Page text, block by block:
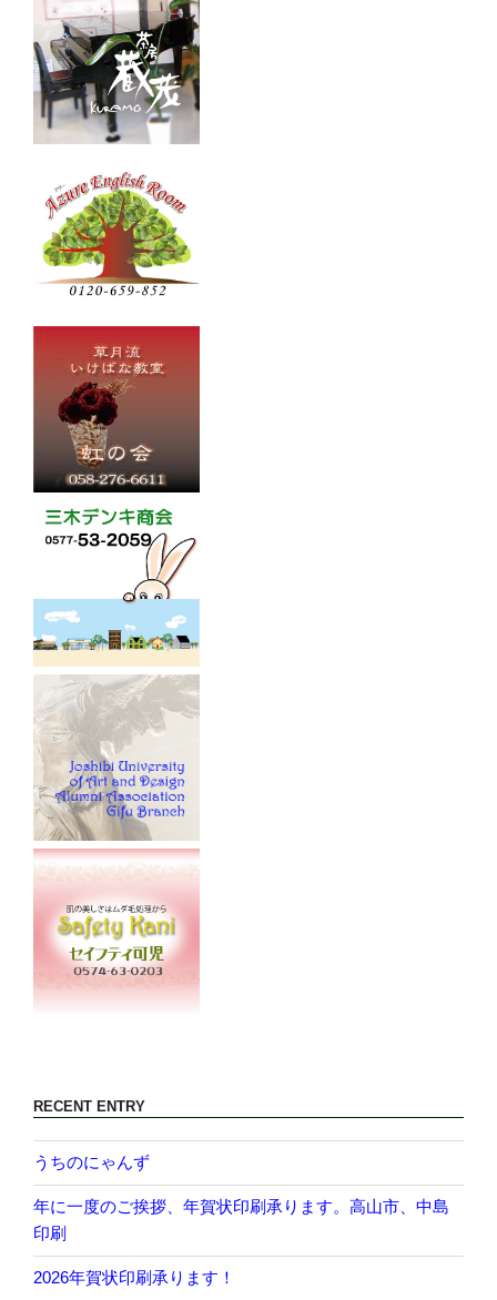
RECENT ENTRY
うちのにゃんず
年に一度のご挨拶、年賀状印刷承ります。高山市、中島
印刷
2026年賀状印刷承ります！